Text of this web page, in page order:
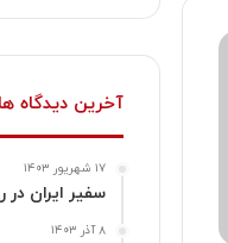
س
ت
آخرین دیدگاه ها
۱۷ شهریور ۱۴۰۳
سفیر ایران در
۸ آذر ۱۴۰۳